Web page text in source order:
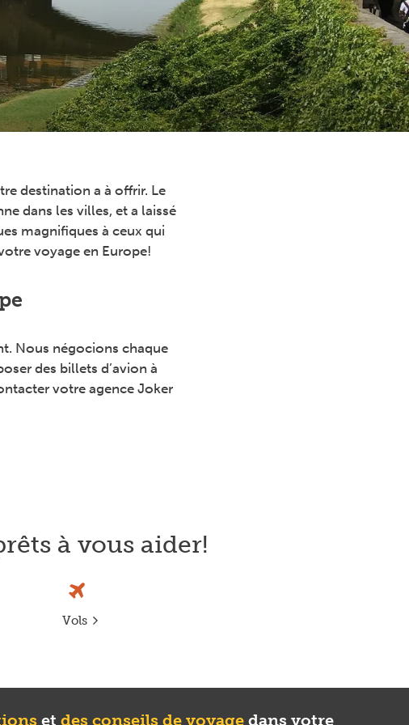
destination a à offrir. Le
dans les villes, et a laissé
magnifiques à ceux qui
voyage en Europe!
Nous négocions chaque
des billets d’avion à
votre agence Joker
à vous aider!
Vols
et des conseils de voyage dans votre